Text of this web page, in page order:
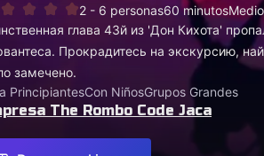
2 - 6 personas60 minutosMedio
глава 43й из 'Дон Кихота'
Прокрадитесь на экскурсию,
замечено.
PrincipiantesCon NiñosGrupos Grandes
The Rombo Code Jaca